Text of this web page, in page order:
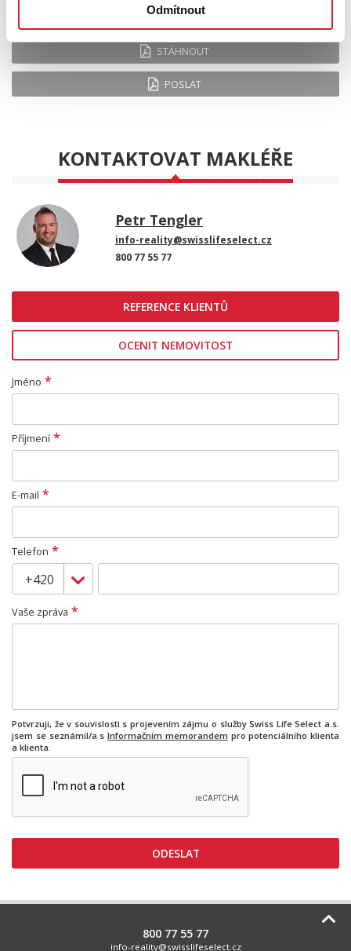
Odmítnout
STÁHNOUT
POSLAT
KONTAKTOVAT MAKLÉŘE
Petr Tengler
info-reality@swisslifeselect.cz
800 77 55 77
REFERENCE KLIENTŮ
OCENIT NEMOVITOST
Jméno *
Příjmení *
E-mail *
Telefon *
Vaše zpráva *
Potvrzuji, že v souvislosti s projevením zájmu o služby Swiss Life Select a.s.
jsem se seznámil/a s Informačním memorandem pro potenciálního klienta
a klienta.
800 77 55 77
info-reality@swisslifeselect.cz